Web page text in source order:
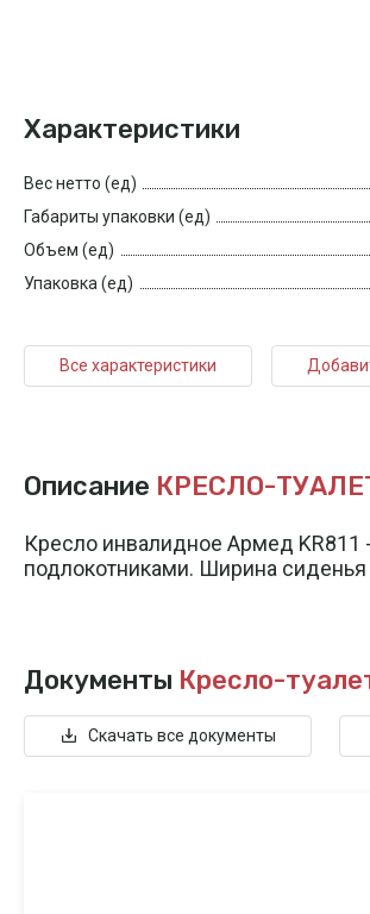
Характеристики
Вес нетто (ед)
Габариты упаковки (ед)
Объем (ед)
Упаковка (ед)
Все характеристики
Описание КРЕСЛО-
Кресло инвалидное Армед
подлокотниками. Ширина
Документы Кресло-
Скачать все документы